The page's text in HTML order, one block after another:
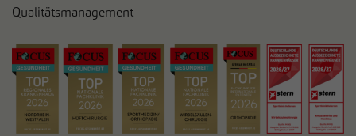
Qualitätsmanagement